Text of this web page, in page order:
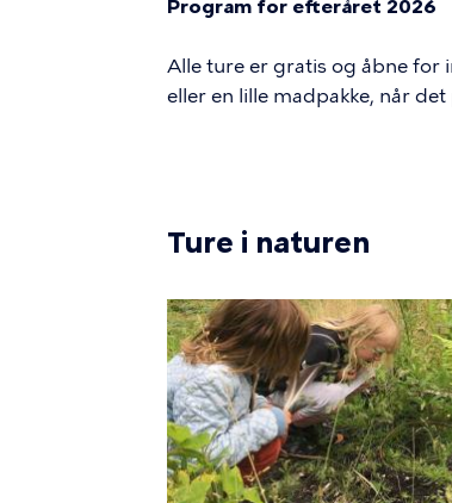
Program for efteråret 2026
Alle ture er gratis og åbne for
eller en lille madpakke, når
Ture i naturen